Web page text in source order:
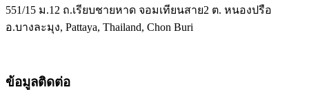
551/15 ม.12 ถ.เรียบชายหาด จอมเทียนสาย2 ต. หนองปรือ
อ.บางละมุง, Pattaya, Thailand, Chon Buri
ข้อมูลติดต่อ